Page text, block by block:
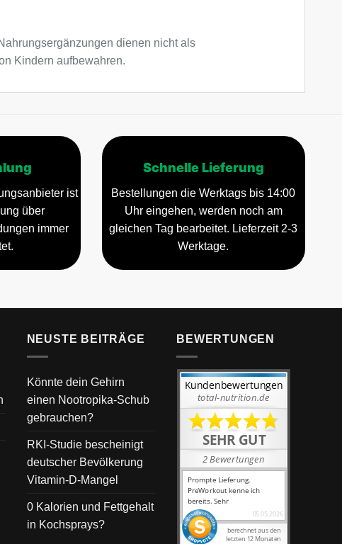
dienen nicht als
Kindern aufbewahren.
ist
über
immer
Schnelle Lieferung
Bestellungen die Werktags bis 14:00
Uhr eingehen, werden noch am
gleichen Tag bearbeitet. Lieferzeit 2-3
Werktage.
NEUSTE BEITRÄGE
Könnte dein Gehirn
einen Nootropika-Schub
gebrauchen?
RKI-Studie bescheinigt
deutscher Bevölkerung
Vitamin-D-Mangel
0 Kalorien und Fettgehalt
in Kochsprays?
BEWERTUNGEN